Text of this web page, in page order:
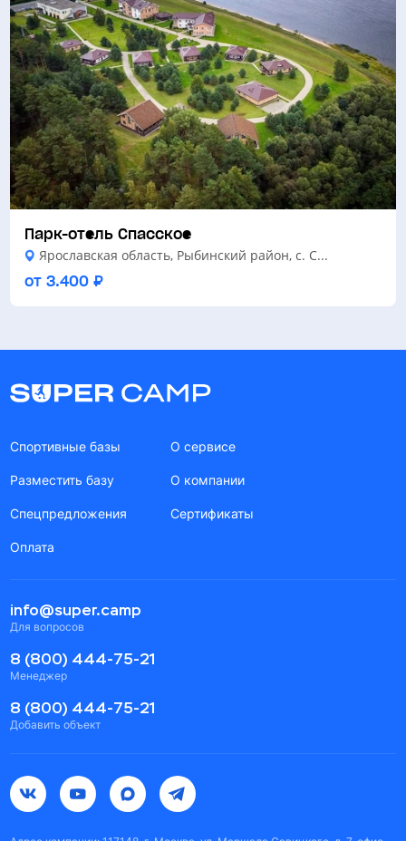
Парк-отель Спасское
Ярославская область, Рыбинский район, с. С...
от 3.400 ₽
Спортивные базы
Разместить базу
Спецпредложения
Оплата
О сервисе
О компании
Сертификаты
info@super.camp
Для вопросов
8 (800) 444-75-21
Менеджер
8 (800) 444-75-21
Добавить объект